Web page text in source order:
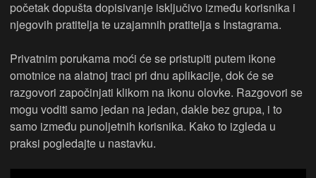
početak dopušta dopisivanje isključivo između korisnika i
njegovih pratitelja te uzajamnih pratitelja s Instagrama.
Privatnim porukama moći će se pristupiti putem ikone
omotnice na alatnoj traci pri dnu aplikacije, dok će se
razgovori započinjati klikom na ikonu olovke. Razgovori se
mogu voditi samo jedan na jedan, dakle bez grupa, i to
samo između punoljetnih korisnika. Kako to izgleda u
praksi pogledajte u nastavku.